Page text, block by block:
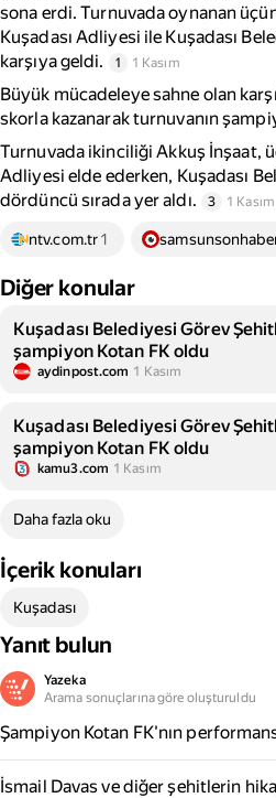
sona erdi. Turnuvada oynanan
Kuşadası Adliyesi ile Kuşadası
karşıya geldi.
1 1 Kasım
Büyük mücadeleye sahne olan
skorla kazanarak turnuvanın
Turnuvada ikinciliği Akkuş İnşaat,
Adliyesi elde ederken, Kuşadası
dördüncü sırada yer aldı.
3 1 Kasım
ntv.com.tr1
Diğer konular
Kuşadası Belediyesi Görev
şampiyon Kotan FK oldu
aydinpost.com 1 Kasım
Kuşadası Belediyesi Görev
şampiyon Kotan FK oldu
kamu3.com 1 Kasım
Daha fazla oku
İçerik konuları
Kuşadası
Yanıt bulun
Yazeka
Arama sonuçlarına göre oluşturuldu
Şampiyon Kotan FK'nın
İsmail Davas ve diğer şehitlerin